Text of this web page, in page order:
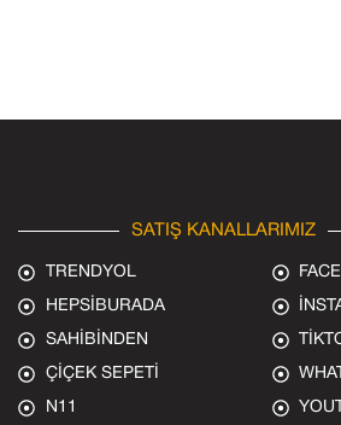
SATIŞ KANALLARIMIZ
TRENDYOL
HEPSİBURADA
SAHİBİNDEN
ÇİÇEK SEPETİ
N11